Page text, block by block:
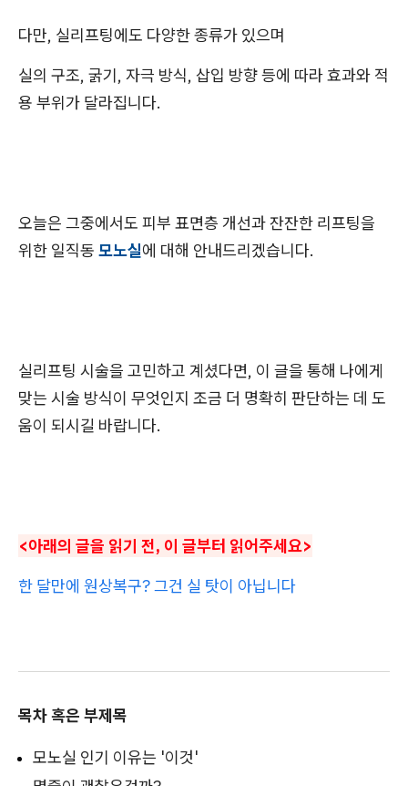
다만, 실리프팅에도 다양한 종류가 있으며
실의 구조, 굵기, 자극 방식, 삽입 방향 등에 따라 효과와 적
용 부위가 달라집니다.
오늘은 그중에서도 피부 표면층 개선과 잔잔한 리프팅을
위한 일직동 모노실에 대해 안내드리겠습니다.
실리프팅 시술을 고민하고 계셨다면, 이 글을 통해 나에게
맞는 시술 방식이 무엇인지 조금 더 명확히 판단하는 데 도
움이 되시길 바랍니다.
<아래의 글을 읽기 전, 이 글부터 읽어주세요>
한 달만에 원상복구? 그건 실 탓이 아닙니다
목차 혹은 부제목
모노실 인기 이유는 '이것'